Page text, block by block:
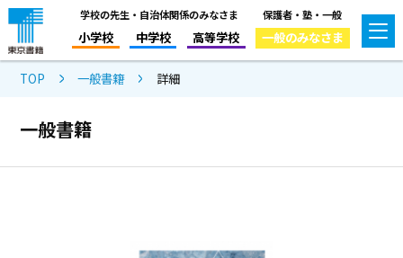
学校の先生・自治体関係のみなさま
小学校 中学校 高等学校
保護者・塾・一般
一般のみなさま
TOP 一般書籍 詳細
一般書籍